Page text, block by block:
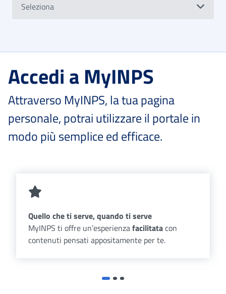
Seleziona
Accedi a MyINPS
Attraverso MyINPS, la tua pagina
personale, potrai utilizzare il portale in
modo più semplice ed efficace.
Quello che ti serve, quando ti serve
MyINPS ti offre un’esperienzafacilitatacon
contenuti pensati appositamente per te.